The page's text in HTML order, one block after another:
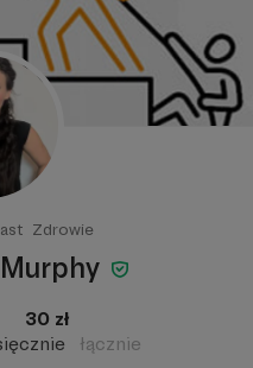
Zdrowie
30 zł
łącznie